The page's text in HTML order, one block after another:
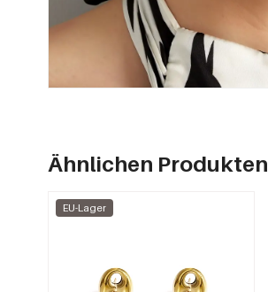
Ähnlichen Produkten
EU-Lager